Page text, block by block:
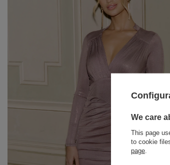
JUMPSUITS
HAIR ELASTICS
We care
This page
to cookie
page